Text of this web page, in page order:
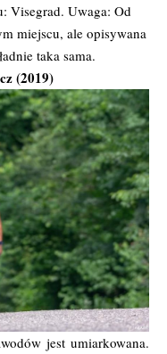
Visegrad. Uwaga: Od
miejscu, ale opisywana
taka sama.
(2019)
jest umiarkowana.